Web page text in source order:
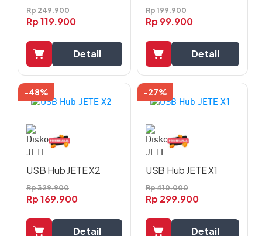
Rp249.900
Rp119.900
Detail
Rp199.900
Rp99.900
Detail
-48%
USB Hub JETE X2
Rp329.900
Rp169.900
Detail
-27%
USB Hub JETE X1
Rp410.000
Rp299.900
Detail